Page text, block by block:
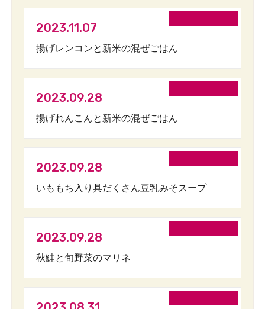
2023.11.07
揚げレンコンと新米の混ぜごはん
2023.09.28
揚げれんこんと新米の混ぜごはん
2023.09.28
いももち入り具だくさん豆乳みそスープ
2023.09.28
秋鮭と旬野菜のマリネ